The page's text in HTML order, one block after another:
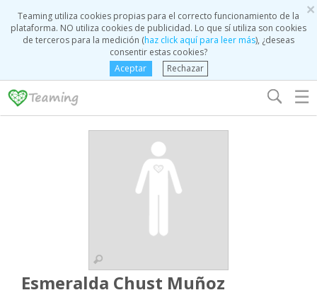
×
Teaming utiliza cookies propias para el correcto funcionamiento de la
plataforma. NO utiliza cookies de publicidad. Lo que sí utiliza son cookies
de terceros para la medición (haz click aquí para leer más), ¿deseas
consentir estas cookies?
Aceptar
Rechazar
☰
Esmeralda Chust Muñoz